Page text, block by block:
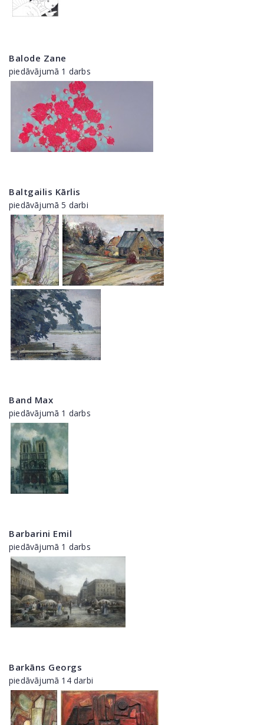
Balode Zane
piedāvājumā 1 darbs
Baltgailis Kārlis
piedāvājumā 5 darbi
Band Max
piedāvājumā 1 darbs
Barbarini Emil
piedāvājumā 1 darbs
Barkāns Georgs
piedāvājumā 14 darbi